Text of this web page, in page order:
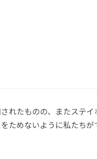
れたものの、またステイ
ためないように私たちが